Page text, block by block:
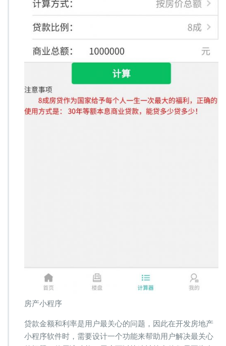
房产小程序
贷款金额和利率是用户最关心的问题，因此在开发房地产
小程序软件时，需要设计一个功能来帮助用户解决最关心